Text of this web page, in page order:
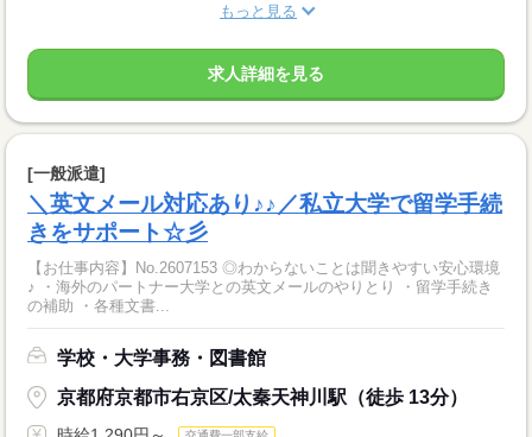
もっと見る
求人詳細を見る
[一般派遣]
＼英文メール対応あり♪♪／私立大学で留学手続
きをサポート☆彡
【お仕事内容】No.2607153 ◎わからないことは聞きやすい安心環境
♪ ・海外のパートナー大学との英文メールのやりとり ・留学手続き
の補助 ・各種文書...
学校・大学事務・図書館
京都府京都市右京区/太秦天神川駅（徒歩 13分）